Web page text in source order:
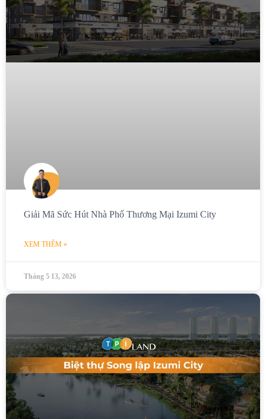
Giải Mã Sức Hút Nhà Phố Thương Mại Izumi City
XEM THÊM »
Tháng 5 13, 2026